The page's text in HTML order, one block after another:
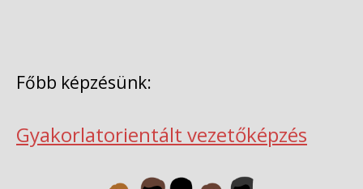
Főbb képzésünk:
Gyakorlatorientált vezetőképzés